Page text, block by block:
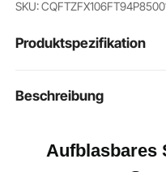
SKU:
Produktspezifikation
Artikelmodellnum
mer
Farbe
Beschreibung
Aufblasbares